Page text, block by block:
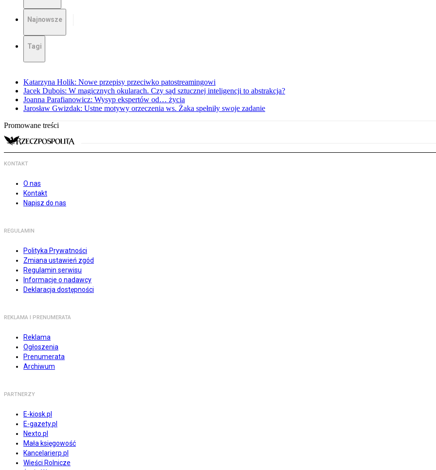
Najnowsze
Tagi
Katarzyna Holik: Nowe przepisy przeciwko patostreamingowi
Jacek Dubois: W magicznych okularach. Czy sąd sztucznej inteligencji to abstrakcja?
Joanna Parafianowicz: Wysyp ekspertów od… życia
Jarosław Gwizdak: Ustne motywy orzeczenia ws. Żaka spełniły swoje zadanie
Promowane treści
KONTAKT
O nas
Kontakt
Napisz do nas
REGULAMIN
Polityka Prywatności
Zmiana ustawień zgód
Regulamin serwisu
Informacje o nadawcy
Deklaracja dostępności
REKLAMA I PRENUMERATA
Reklama
Ogłoszenia
Prenumerata
Archiwum
PARTNERZY
E-kiosk.pl
E-gazety.pl
Nexto.pl
Mała księgowość
Kancelarierp.pl
Wieści Rolnicze